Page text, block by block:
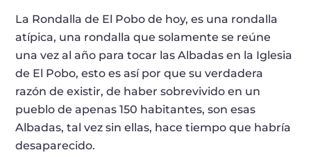
La Rondalla de El Pobo de hoy, es una rondalla
atípica, una rondalla que solamente se reúne
una vez al año para tocar las Albadas en la Iglesia
de El Pobo, esto es así por que su verdadera
razón de existir, de haber sobrevivido en un
pueblo de apenas 150 habitantes, son esas
Albadas, tal vez sin ellas, hace tiempo que habría
desaparecido.